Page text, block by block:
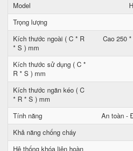
Model
Trọng lượng
Kích thước ngoài ( C * R
* S ) mm
Cao 250
Kích thước sử dụng ( C *
R * S ) mm
Kích thước ngăn kéo ( C
* R * S ) mm
Tính năng
An toàn -
Khả năng chống cháy
Hệ thống khóa liên hoàn